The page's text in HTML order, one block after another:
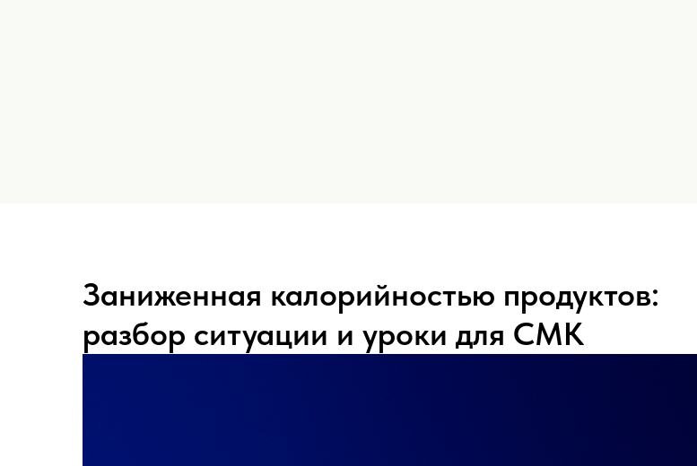
Заниженная калорийностью продуктов:
разбор ситуации и уроки для СМК